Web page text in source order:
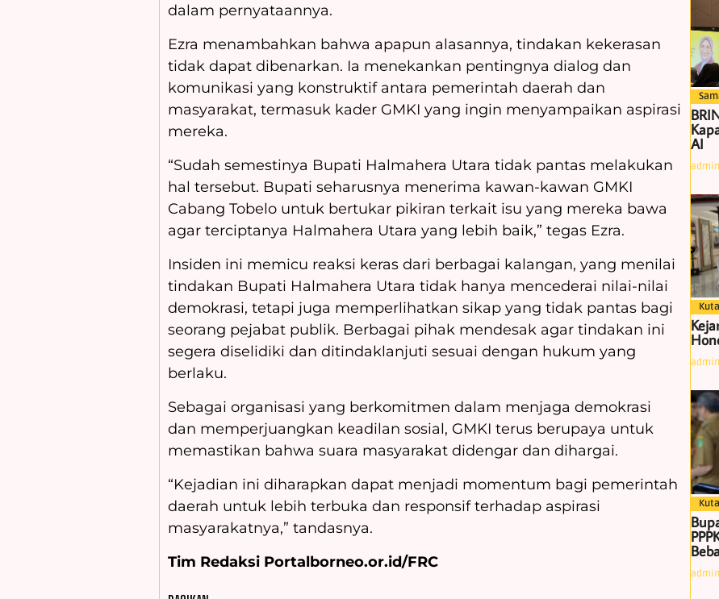
dalam pernyataannya.
Ezra menambahkan bahwa apapun alasannya, tindakan kekerasan
tidak dapat dibenarkan. Ia menekankan pentingnya dialog dan
komunikasi yang konstruktif antara pemerintah daerah dan
masyarakat, termasuk kader GMKI yang ingin menyampaikan aspirasi
mereka.
“Sudah semestinya Bupati Halmahera Utara tidak pantas melakukan
hal tersebut. Bupati seharusnya menerima kawan-kawan GMKI
Cabang Tobelo untuk bertukar pikiran terkait isu yang mereka bawa
agar terciptanya Halmahera Utara yang lebih baik,” tegas Ezra.
Insiden ini memicu reaksi keras dari berbagai kalangan, yang menilai
tindakan Bupati Halmahera Utara tidak hanya mencederai nilai-nilai
demokrasi, tetapi juga memperlihatkan sikap yang tidak pantas bagi
seorang pejabat publik. Berbagai pihak mendesak agar tindakan ini
segera diselidiki dan ditindaklanjuti sesuai dengan hukum yang
berlaku.
Sebagai organisasi yang berkomitmen dalam menjaga demokrasi
dan memperjuangkan keadilan sosial, GMKI terus berupaya untuk
memastikan bahwa suara masyarakat didengar dan dihargai.
“Kejadian ini diharapkan dapat menjadi momentum bagi pemerintah
daerah untuk lebih terbuka dan responsif terhadap aspirasi
masyarakatnya,” tandasnya.
Tim Redaksi Portalborneo.or.id/FRC
AI
admin
admin
admin